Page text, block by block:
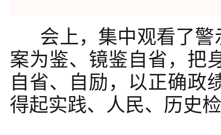
会上，集中观看了警
案为鉴、镜鉴自省，把
自省、自励，以正确政
得起实践、人民、历史